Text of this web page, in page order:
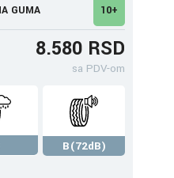
GUMA 10+
8.580 RSD
sa PDV-om
B(72dB)